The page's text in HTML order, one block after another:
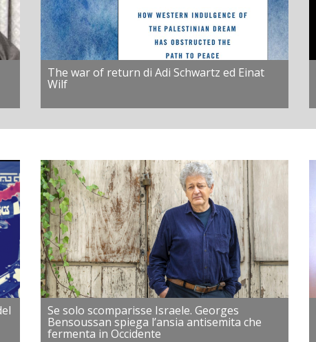
The war of return di Adi Schwartz ed Einat
Wilf
Se solo scomparisse Israele. Georges
Bensoussan spiega l’ansia antisemita che
fermenta in Occidente